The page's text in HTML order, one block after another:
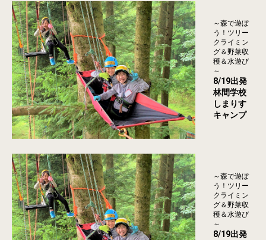
～森で遊ぼ
う！ツリー
クライミン
グ＆野菜収
穫＆水遊び
～
8/19出発
林間学校
しまりす
キャンプ
～森で遊ぼ
う！ツリー
クライミン
グ＆野菜収
穫＆水遊び
～
8/19出発